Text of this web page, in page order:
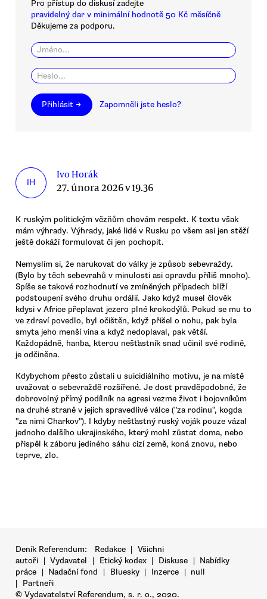
Pro přístup do diskusí zadejte
pravidelný dar v minimální hodnotě 50 Kč měsíčně
Děkujeme za podporu.
Přihlásit → Zapomněli jste heslo?
IH
Ivo Horák
27. února 2026 v 19.36
K ruským politickým vězňům chovám respekt. K textu však
mám výhrady. Výhrady, jaké lidé v Rusku po všem asi jen stěží
ještě dokáží formulovat či jen pochopit.
Nemyslím si, že narukovat do války je způsob sebevraždy.
(Bylo by těch sebevrahů v minulosti asi opravdu příliš mnoho).
Spíše se takové rozhodnutí ve zmíněných případech blíží
podstoupení svého druhu ordálií. Jako když musel člověk
kdysi v Africe přeplavat jezero plné krokodýlů. Pokud se mu to
ve zdraví povedlo, byl očištěn, když přišel o nohu, pak byla
smyta jeho menší vina a když nedoplaval, pak větší.
Každopádně, hanba, kterou nešťastník snad učinil své rodině,
je odčiněna.
Kdybychom přesto zůstali u suicidiálního motivu, je na místě
uvažovat o sebevraždě rozšířené. Je dost pravděpodobné, že
dobrovolný přímý podílník na agresi vezme život i bojovníkům
na druhé straně v jejich spravedlivé válce ("za rodinu", kogda
"za nimi Charkov"). I kdyby nešťastný ruský voják pouze vázal
jednoho dalšího ukrajinského, který mohl zůstat doma, nebo
přispěl k záboru jediného sáhu cizí země, koná znovu, nebo
teprve, zlo.
Deník Referendum: Redakce | Všichni
autoři | Vydavatel | Etický kodex | Diskuse | Nabídky
práce | Nadační fond | Bluesky | Inzerce | null
|
Partneři
© Vydavatelství Referendum, s. r. o., 2020.